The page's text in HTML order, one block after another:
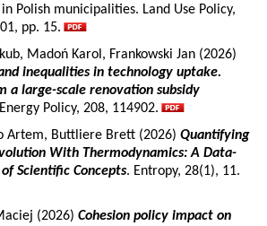
Polish municipalities. Land Use Policy,
pp. 15.
Madoń Karol, Frankowski Jan (2026)
inequalities in technology uptake.
a large-scale renovation subsidy
Policy, 208, 114902.
Artem, Buttliere Brett (2026) Quantifying
With Thermodynamics: A Data-
Scientific Concepts. Entropy, 28(1), 11.
(2026) Cohesion policy impact on